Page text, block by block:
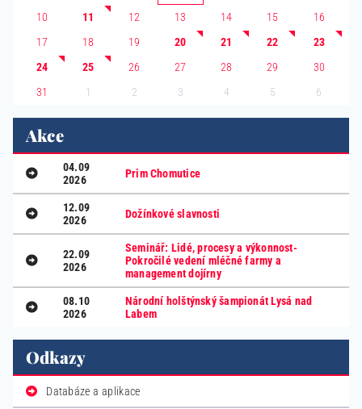
10
11 12 13 14 15
16
17
18 19 20 21 22
23
24
25 26 27 28 29
30
31
1 2 3 4 5 6
Akce
04.09
2026
Prim Chomutice
12.09
2026
Dožínkové slavnosti
22.09
2026
Seminář: Lidé, procesy a výkonnost-
Pokročilé vedení mléčné farmy a
management dojírny
08.10
2026
Národní holštýnský šampionát Lysá nad
Labem
Odkazy
Databáze a aplikace